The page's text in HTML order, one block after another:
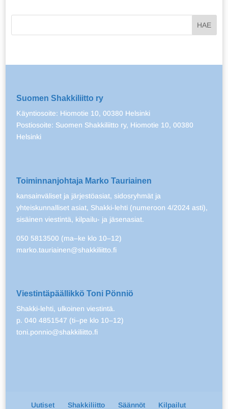
Suomen Shakkiliitto ry
Käyntiosoite: Hiomotie 10, 00380 Helsinki
Postiosoite: Suomen Shakkiliitto ry, Hiomotie 10, 00380
Helsinki
Toiminnanjohtaja Marko Tauriainen
kansainväliset ja järjestöasiat, sidosryhmät ja
yhteiskunnalliset asiat, Shakki-lehti (numeroon 4/2024 asti),
sisäinen viestintä, kilpailu- ja jäsenasiat.
050 5813500 (ma–ke klo 10–12)
marko.tauriainen@shakkiliitto.fi
Viestintäpäällikkö Toni Pönniö
Shakki-lehti, ulkoinen viestintä.
p. 040 4851547 (ti–pe klo 10–12)
toni.ponnio@shakkiliitto.fi
Uutiset Shakkiliitto Säännöt Kilpailut